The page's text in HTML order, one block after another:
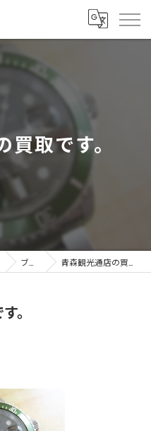
取です。
ブログ 青森観光通店の買取です。
。